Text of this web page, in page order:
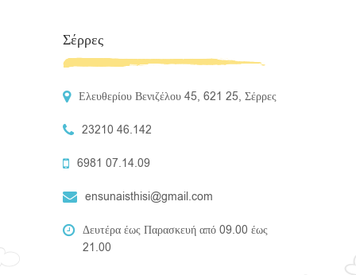
Σέρρες
Ελευθερίου Βενιζέλου 45, 621 25, Σέρρες
23210 46.142
6981 07.14.09
ensunaisthisi@gmail.com
Δευτέρα έως Παρασκευή από 09.00 έως
21.00